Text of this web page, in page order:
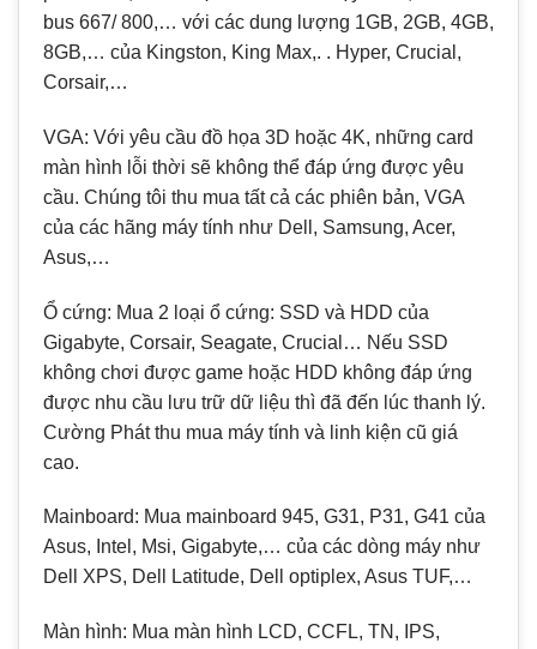
bus 667/ 800,… với các dung lượng 1GB, 2GB, 4GB,
8GB,… của Kingston, King Max,. . Hyper, Crucial,
Corsair,…
VGA: Với yêu cầu đồ họa 3D hoặc 4K, những card
màn hình lỗi thời sẽ không thể đáp ứng được yêu
cầu. Chúng tôi thu mua tất cả các phiên bản, VGA
của các hãng máy tính như Dell, Samsung, Acer,
Asus,…
Ổ cứng: Mua 2 loại ổ cứng: SSD và HDD của
Gigabyte, Corsair, Seagate, Crucial… Nếu SSD
không chơi được game hoặc HDD không đáp ứng
được nhu cầu lưu trữ dữ liệu thì đã đến lúc thanh lý.
Cường Phát thu mua máy tính và linh kiện cũ giá
cao.
Mainboard: Mua mainboard 945, G31, P31, G41 của
Asus, Intel, Msi, Gigabyte,… của các dòng máy như
Dell XPS, Dell Latitude, Dell optiplex, Asus TUF,…
Màn hình: Mua màn hình LCD, CCFL, TN, IPS,